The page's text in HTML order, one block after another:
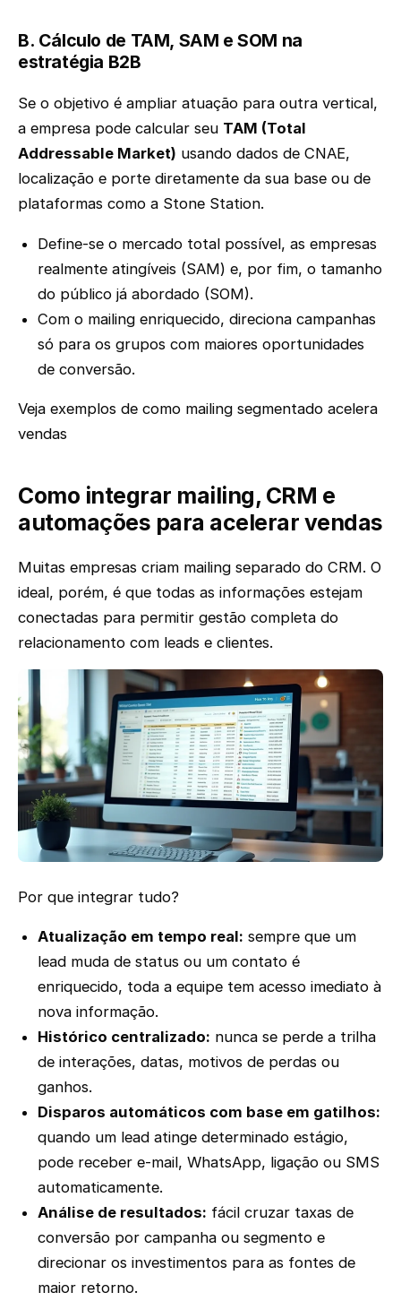
B. Cálculo de TAM, SAM e SOM na
estratégia B2B
Se o objetivo é ampliar atuação para outra vertical,
a empresa pode calcular seu TAM (Total
Addressable Market) usando dados de CNAE,
localização e porte diretamente da sua base ou de
plataformas como a Stone Station.
Define-se o mercado total possível, as empresas
realmente atingíveis (SAM) e, por fim, o tamanho
do público já abordado (SOM).
Com o mailing enriquecido, direciona campanhas
só para os grupos com maiores oportunidades
de conversão.
Veja exemplos de como mailing segmentado acelera
vendas
Como integrar mailing, CRM e
automações para acelerar vendas
Muitas empresas criam mailing separado do CRM. O
ideal, porém, é que todas as informações estejam
conectadas para permitir gestão completa do
relacionamento com leads e clientes.
Por que integrar tudo?
Atualização em tempo real: sempre que um
lead muda de status ou um contato é
enriquecido, toda a equipe tem acesso imediato à
nova informação.
Histórico centralizado: nunca se perde a trilha
de interações, datas, motivos de perdas ou
ganhos.
Disparos automáticos com base em gatilhos:
quando um lead atinge determinado estágio,
pode receber e-mail, WhatsApp, ligação ou SMS
automaticamente.
Análise de resultados: fácil cruzar taxas de
conversão por campanha ou segmento e
direcionar os investimentos para as fontes de
maior retorno.